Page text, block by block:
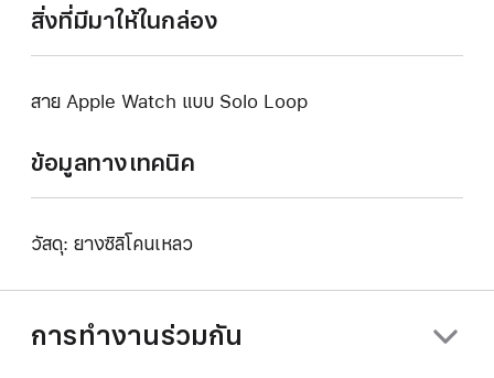
สิ่งที่มีมาให้ในกล่อง
สาย Apple Watch แบบ Solo Loop
ข้อมูลทางเทคนิค
วัสดุ: ยางซิลิโคนเหลว
การทำงานร่วมกัน